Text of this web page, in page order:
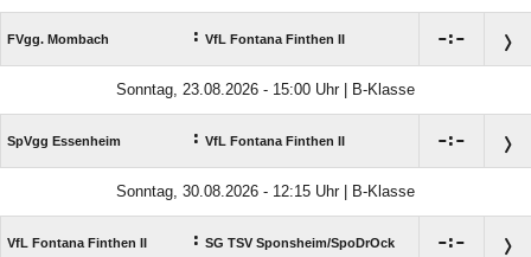
FVgg. Mombach : VfL Fontana Finthen II :
Sonntag, 23.08.2026 - 15:00 Uhr | B-Klasse
SpVgg Essenheim : VfL Fontana Finthen II :
Sonntag, 30.08.2026 - 12:15 Uhr | B-Klasse
VfL Fontana Finthen II : SG TSV Sponsheim/​SpoDrOck :